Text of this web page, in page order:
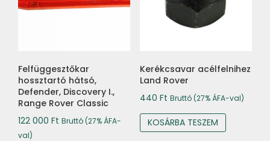
Felfüggesztőkar
hossztartó hátsó,
Defender, Discovery I.,
Range Rover Classic
122 000 Ft Bruttó (27% ÁFA-
val)
Kerékcsavar acélfelnihez
Land Rover
440 Ft Bruttó (27% ÁFA-val)
KOSÁRBA TESZEM